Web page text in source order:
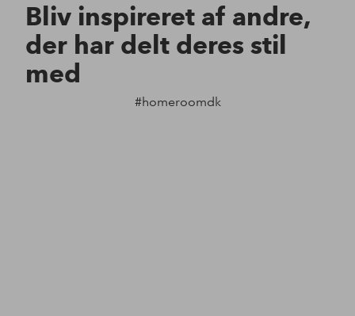
Bliv inspireret af andre,
der har delt deres stil
med
#homeroomdk